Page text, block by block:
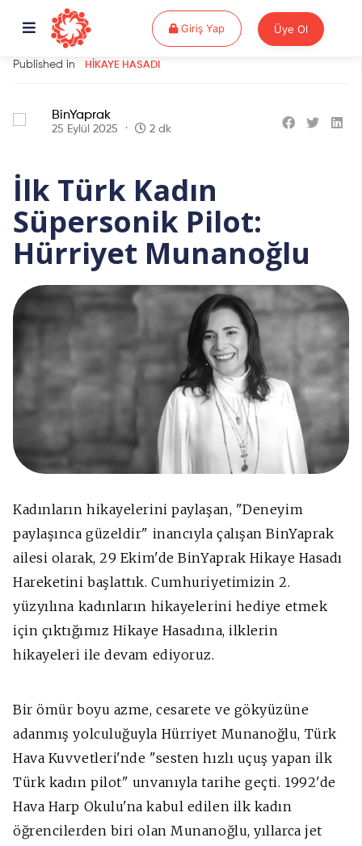
Giriş YapGiriş Yap Üye Ol
Published in HIKAYE HASADI
BinYaprak
25 Eylül 2025 2 dk
İlk Türk Kadın
Süpersonik Pilot:
Hürriyet Munanoğlu
Kadınların hikayelerini paylaşan, "Deneyim
paylaşınca güzeldir" inancıyla çalışan BinYaprak
ailesi olarak, 29 Ekim'de BinYaprak Hikaye Hasadı
Hareketini başlattık. Cumhuriyetimizin 2.
yüzyılına kadınların hikayelerini hediye etmek
için çıktığımız Hikaye Hasadına, ilklerin
hikayeleri ile devam ediyoruz.
Bir ömür boyu azme, cesarete ve gökyüzüne
adanmış yolculuğuyla Hürriyet Munanoğlu, Türk
Hava Kuvvetleri'nde "sesten hızlı uçuş yapan ilk
Türk kadın pilot" unvanıyla tarihe geçti. 1992'de
Hava Harp Okulu'na kabul edilen ilk kadın
öğrencilerden biri olan Munanoğlu, yıllarca jet